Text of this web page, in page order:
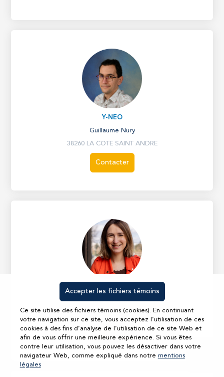
Ce site utilise des fichiers témoins (cookies). En continuant
votre navigation sur ce site, vous acceptez l’utilisation de ces
cookies à des fins d’analyse de l’utilisation de ce site Web et
afin de vous offrir une meilleure expérience. Si vous êtes
contre leur utilisation, vous pouvez les désactiver dans votre
navigateur Web, comme expliqué dans notre mentions
légales
Accepter les fichiers témoins
Y-NEO
Guillaume Nury
38260 LA COTE SAINT ANDRE
Contacter
COMPTAFLUENCE
Marion Aubé
25000 BESANÇON
Contacter